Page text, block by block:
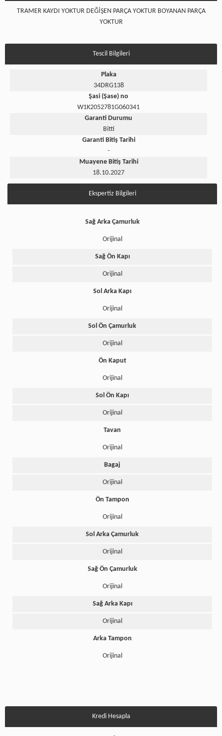
TRAMER KAYDI YOKTUR DEĞİŞEN PARÇA YOKTUR BOYANAN PARÇA
YOKTUR
Tescil Bilgileri
Plaka
34DRG138
Şasi (Şase) no
W1K2052781G060341
Garanti Durumu
Bitti
Garanti Bitiş Tarihi
-
Muayene Bitiş Tarihi
18.10.2027
Ekspertiz Bilgileri
Sağ Arka Çamurluk
Orijinal
Sağ Ön Kapı
Orijinal
Sol Arka Kapı
Orijinal
Sol Ön Çamurluk
Orijinal
Ön Kaput
Orijinal
Sol Ön Kapı
Orijinal
Tavan
Orijinal
Bagaj
Orijinal
Ön Tampon
Orijinal
Sol Arka Çamurluk
Orijinal
Sağ Ön Çamurluk
Orijinal
Sağ Arka Kapı
Orijinal
Arka Tampon
Orijinal
Kredi Hesapla